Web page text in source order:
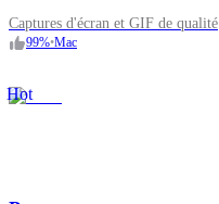
Captures d'écran et GIF de qualité
99%•Mac
Hot